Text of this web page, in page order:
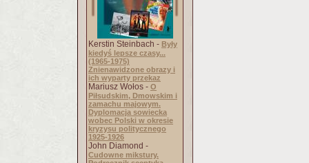
Kerstin Steinbach - Były
kiedyś lepsze czasy...
(1965-1975)
Znienawidzone obrazy i
ich wyparty przekaz
Mariusz Wołos - O
Piłsudskim, Dmowskim i
zamachu majowym.
Dyplomacja sowiecka
wobec Polski w okresie
kryzysu politycznego
1925-1926
John Diamond -
Cudowne mikstury.